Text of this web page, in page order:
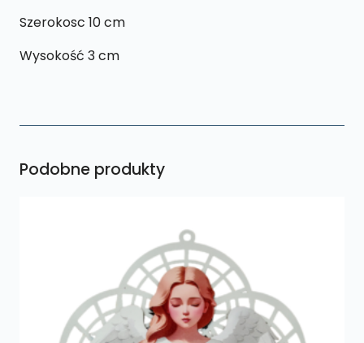
Szerokosc 10 cm
Wysokość 3 cm
Podobne produkty